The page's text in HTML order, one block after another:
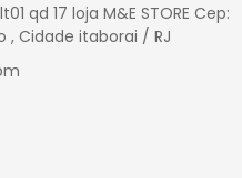
qd 17 loja M&E STORE Cep:
, Cidade itaborai / RJ